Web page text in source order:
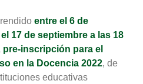
entre el 6 de
el 17 de septiembre a las 18
pre-inscripción para el
en la Docencia 2022, de
educativas